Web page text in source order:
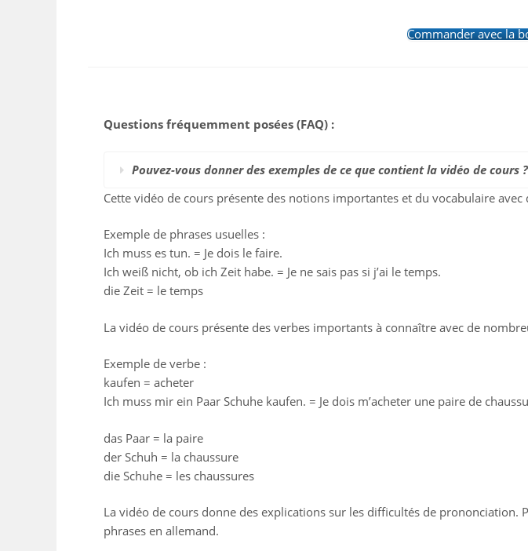
Commander avec la
Questions fréquemment posées (FAQ) :
Pouvez-vous donner des exemples de ce que contient la vidéo de cours ?
Cette vidéo de cours présente des notions importantes et du vocabulaire
Exemple de phrases usuelles :
Ich muss es tun. = Je dois le faire.
Ich weiß nicht, ob ich Zeit habe. = Je ne sais pas si j’ai le temps.
die Zeit = le temps
La vidéo de cours présente des verbes importants à connaître avec de
Exemple de verbe :
kaufen = acheter
Ich muss mir ein Paar Schuhe kaufen. = Je dois m’acheter une paire de
das Paar = la paire
der Schuh = la chaussure
die Schuhe = les chaussures
La vidéo de cours donne des explications sur les difficultés de
phrases en allemand.